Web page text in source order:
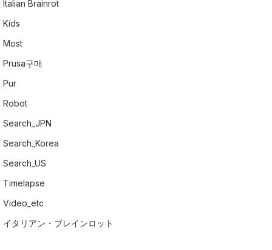
Italian Brainrot
Kids
Most
Prusa구매
Pur
Robot
Search_JPN
Search_Korea
Search_US
Timelapse
Video_etc
イタリアン・ブレインロット